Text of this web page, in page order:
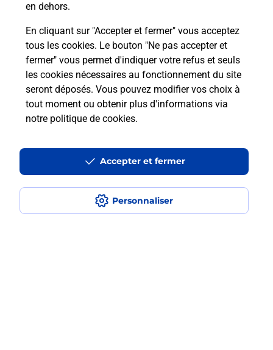
en dehors.
En cliquant sur "Accepter et fermer" vous acceptez
tous les cookies. Le bouton "Ne pas accepter et
fermer" vous permet d'indiquer votre refus et seuls
les cookies nécessaires au fonctionnement du site
seront déposés. Vous pouvez modifier vos choix à
tout moment ou obtenir plus d'informations via
notre politique de cookies.
Personnaliser
Accepter et fermer
à l’étranger avec La Poste Mobile ?
Est-ce que je peux payer mon iPhone
en plusieurs fois avec La Poste Mobile
?
Est-ce que je peux assurer mon
Haute-Savoie
ST PAUL EN CHABLAIS
SAINT PAUL EN CHABLAIS